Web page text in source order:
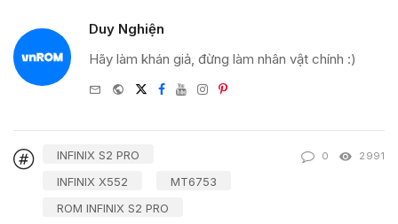
Duy Nghiện
Hãy làm khán giả, đừng làm nhân vật chính :)
e-
WebsiteTwitter
Facebook
YoutubeInstagram
Pinterest
INFINIX S2 PRO
INFINIX X552
MT6753
ROM INFINIX S2 PRO
0 2991